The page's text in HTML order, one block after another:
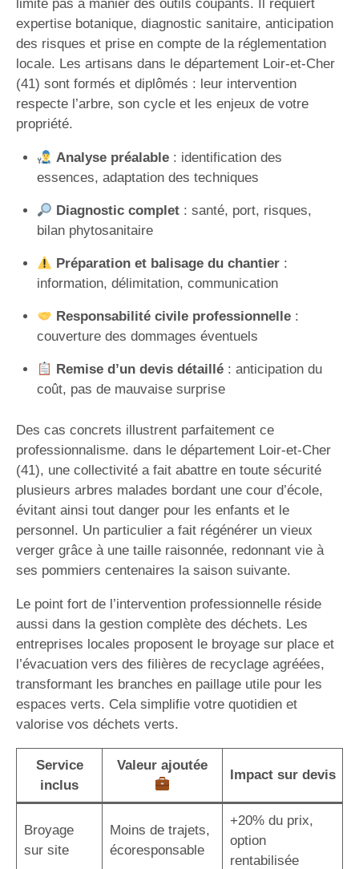
limite pas à manier des outils coupants. Il requiert
expertise botanique, diagnostic sanitaire, anticipation
des risques et prise en compte de la réglementation
locale. Les artisans dans le département Loir-et-Cher
(41) sont formés et diplômés : leur intervention
respecte l’arbre, son cycle et les enjeux de votre
propriété.
Analyse préalable: identification des
essences, adaptation des techniques
Diagnostic complet: santé, port, risques,
bilan phytosanitaire
Préparation et balisage du chantier:
information, délimitation, communication
Responsabilité civile professionnelle:
couverture des dommages éventuels
Remise d’un devis détaillé: anticipation du
coût, pas de mauvaise surprise
Des cas concrets illustrent parfaitement ce
professionnalisme. dans le département Loir-et-Cher
(41), une collectivité a fait abattre en toute sécurité
plusieurs arbres malades bordant une cour d’école,
évitant ainsi tout danger pour les enfants et le
personnel. Un particulier a fait régénérer un vieux
verger grâce à une taille raisonnée, redonnant vie à
ses pommiers centenaires la saison suivante.
Le point fort de l’intervention professionnelle réside
aussi dans la gestion complète des déchets. Les
entreprises locales proposent le broyage sur place et
l’évacuation vers des filières de recyclage agréées,
transformant les branches en paillage utile pour les
espaces verts. Cela simplifie votre quotidien et
valorise vos déchets verts.
Service
inclus
Valeur ajoutée
Impact sur devis
Broyage
sur site
Moins de trajets,
écoresponsable
+20% du prix,
option
rentabilisée